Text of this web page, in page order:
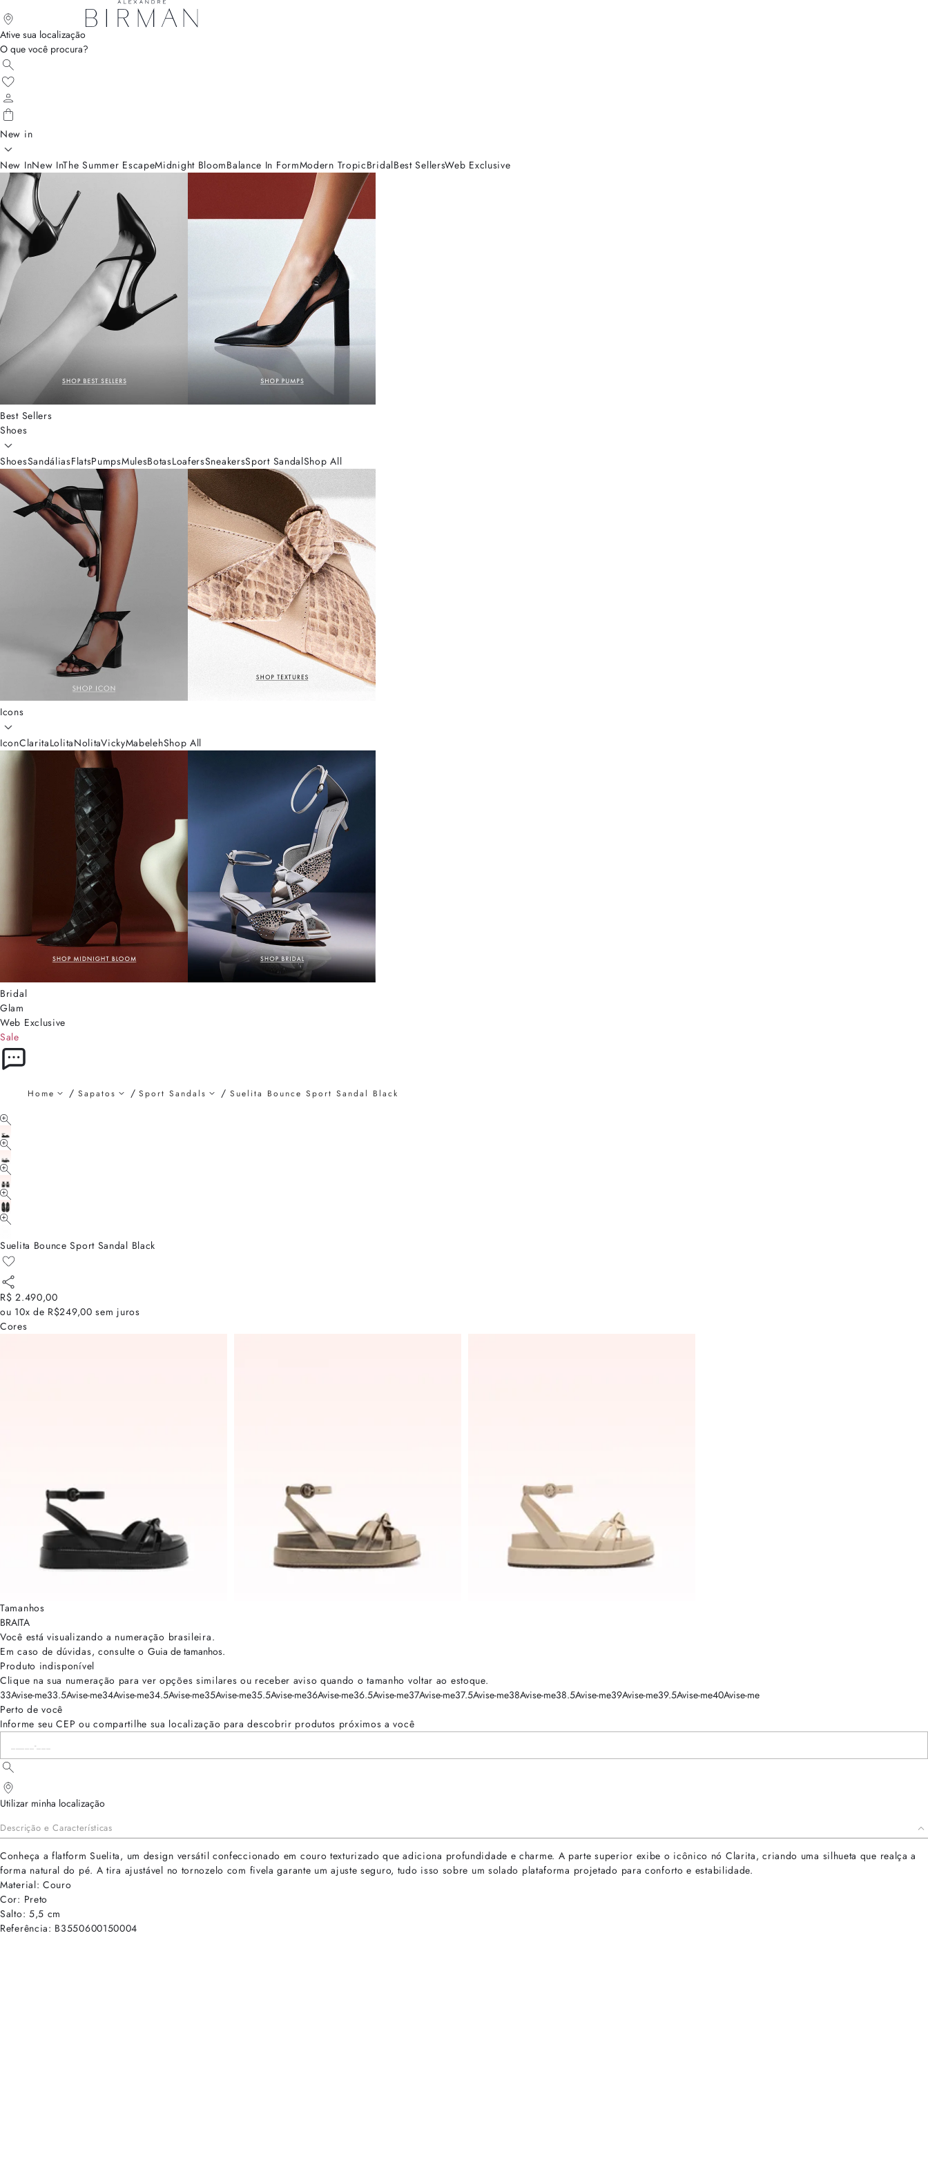
Ative sua localização
O que você procura?
New in
New InNew InThe Summer EscapeMidnight BloomBalance In FormModern TropicBridalBest SellersWeb Exclusive
Best Sellers
Shoes
ShoesSandáliasFlatsPumpsMulesBotasLoafersSneakersSport SandalShop All
Icons
IconClaritaLolitaNolitaVickyMabelehShop All
Bridal
Glam
Web Exclusive
Sale
Home Sapatos Sport Sandals Suelita Bounce Sport Sandal Black
Suelita Bounce Sport Sandal Black
R$ 2.490,00
ou 10x de R$249,00 sem juros
Cores
Tamanhos
BRAITA
Você está visualizando a numeração brasileira.
Em caso de dúvidas, consulte o Guia de tamanhos.
Produto indisponível
Clique na sua numeração para ver opções similares ou receber aviso quando o tamanho voltar ao estoque.
33Avise-me33.5Avise-me34Avise-me34.5Avise-me35Avise-me35.5Avise-me36Avise-me36.5Avise-me37Avise-me37.5Avise-me38Avise-me38.5Avise-me39Avise-me39.5Avise-me40Avise-me
Perto de você
Informe seu CEP ou compartilhe sua localização para descobrir produtos próximos a você
Utilizar minha localização
Descrição e Características
Conheça a flatform Suelita, um design versátil confeccionado em couro texturizado que adiciona profundidade e charme. A parte superior exibe o icônico nó Clarita, criando uma silhueta que realça a
forma natural do pé. A tira ajustável no tornozelo com fivela garante um ajuste seguro, tudo isso sobre um solado plataforma projetado para conforto e estabilidade.
Material: Couro
Cor: Preto
Salto: 5,5 cm
Referência: B3550600150004